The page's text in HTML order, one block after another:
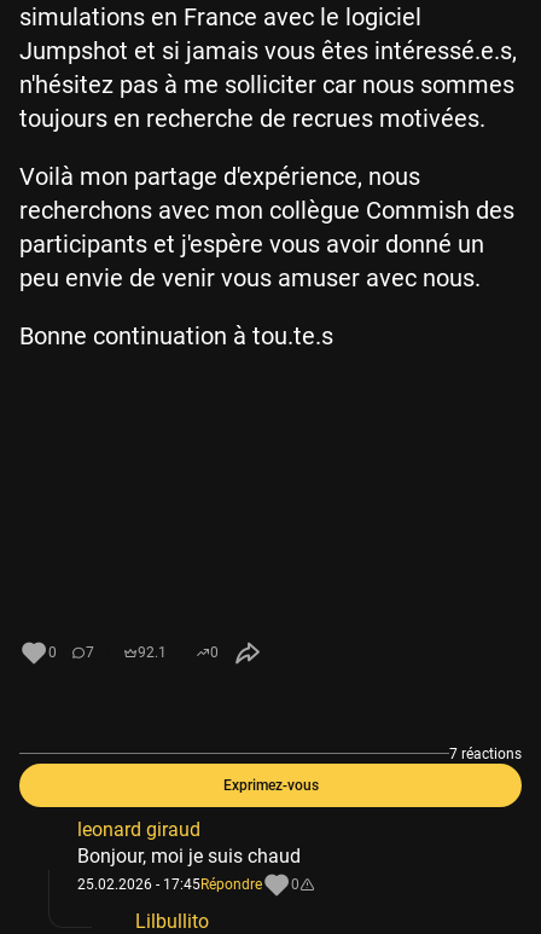
simulations en France avec le logiciel
Jumpshot et si jamais vous êtes intéressé.e.s,
n'hésitez pas à me solliciter car nous sommes
toujours en recherche de recrues motivées.
Voilà mon partage d'expérience, nous
recherchons avec mon collègue Commish des
participants et j'espère vous avoir donné un
peu envie de venir vous amuser avec nous.
Bonne continuation à tou.te.s
0 7 92.1 0
7 réactions
Exprimez-vous
leonard giraud
Bonjour, moi je suis chaud
25.02.2026 - 17:45Répondre 0
Lilbullito